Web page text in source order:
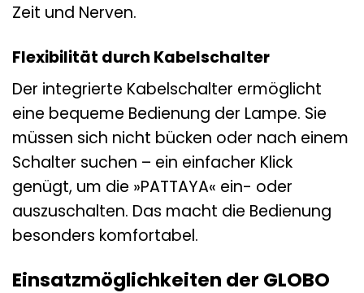
Zeit und Nerven.
Flexibilität durch Kabelschalter
Der integrierte Kabelschalter ermöglicht
eine bequeme Bedienung der Lampe. Sie
müssen sich nicht bücken oder nach einem
Schalter suchen – ein einfacher Klick
genügt, um die »PATTAYA« ein- oder
auszuschalten. Das macht die Bedienung
besonders komfortabel.
Einsatzmöglichkeiten der GLOBO